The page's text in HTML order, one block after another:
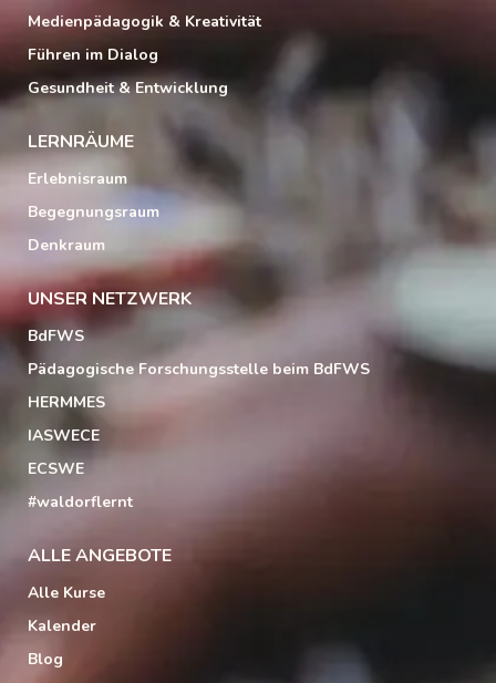
Medienpädagogik & Kreativität
Führen im Dialog
Gesundheit & Entwicklung
LERNRÄUME
Erlebnisraum
Begegnungsraum
Denkraum
UNSER NETZWERK
BdFWS
Pädagogische Forschungsstelle beim BdFWS
HERMMES
IASWECE
ECSWE
#waldorflernt
ALLE ANGEBOTE
Alle Kurse
Kalender
Blog